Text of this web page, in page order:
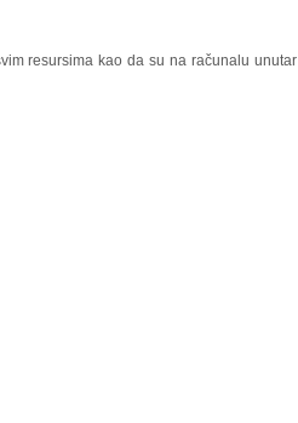
resursima kao da su na računalu unutar